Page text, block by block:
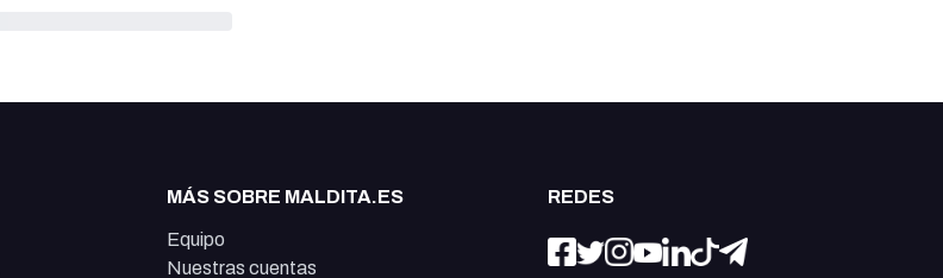
MÁS SOBRE MALDITA.ES
Equipo
Nuestras cuentas
REDES